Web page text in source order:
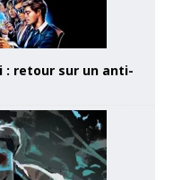
: retour sur un anti-